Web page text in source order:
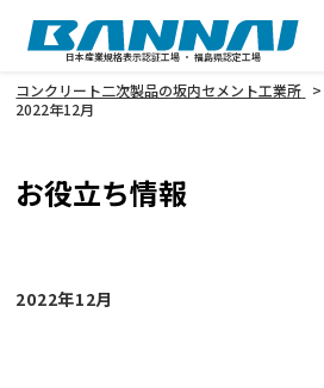
日本産業規格表示認証工場 ・ 福島県認定工場
コンクリート二次製品の坂内セメント工業所
2022年12月
お役立ち情報
2022年12月